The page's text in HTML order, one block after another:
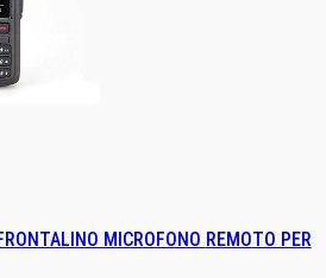
MICROFONO REMOTO PER